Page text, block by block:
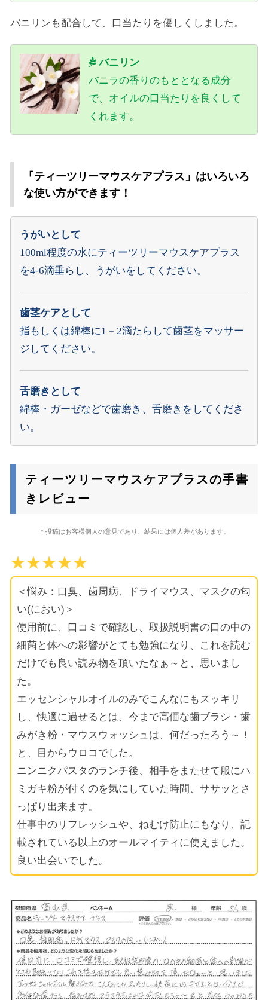
バニリンも配合して、口当たりを優しくしました。
バニリン
バニラの香りのもととなる成分
で、オイルの口当たりを良くして
くれます。
「ティーツリーマウスケアプラス」はいろいろ
な使い方ができます！
うがいとして
100ml程度の水にティーツリーマウスケアプラス
を4-6滴垂らし、うがいをしてください。
歯茎ケアとして
指もしくは綿棒に1－2滴たらして歯茎をマッサー
ジしてください。
舌磨きとして
綿棒・ガーゼなどで歯磨き、舌磨きをしてくださ
い。
ティーツリーマウスケアプラスの手書
きレビュー
＊投稿はお客様個人の意見であり、結果には個人差があります。
★★★★★
＜悩み：口臭、歯周病、ドライマウス、マスクの匂
い(におい)＞
使用前に、口コミで確認し、取扱説明書の口の中の
細菌と体への影響がとても勉強になり、これを読む
だけでも良い読み物を頂いたなぁ～と、思いまし
た。
エッセンシャルオイルのみでこんなにもスッキリ
し、快適に過せるとは、今まで高価な歯ブラシ・歯
みがき粉・マウスウォッシュは、何だったろう～！
と、目からウロコでした。
ニンニクパスタのランチ後、相手をまたせて服にハ
ミガキ粉が付くのを気にしていた時間、ササッとさ
っぱり出来ます。
仕事中のリフレッシュや、ねむけ防止にもなり、記
載されている以上のオールマイティに使えました。
良い出会いでした。